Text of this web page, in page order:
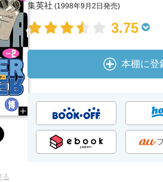
集英社 (1998年9月2日発売)
3.75
本棚に登
る